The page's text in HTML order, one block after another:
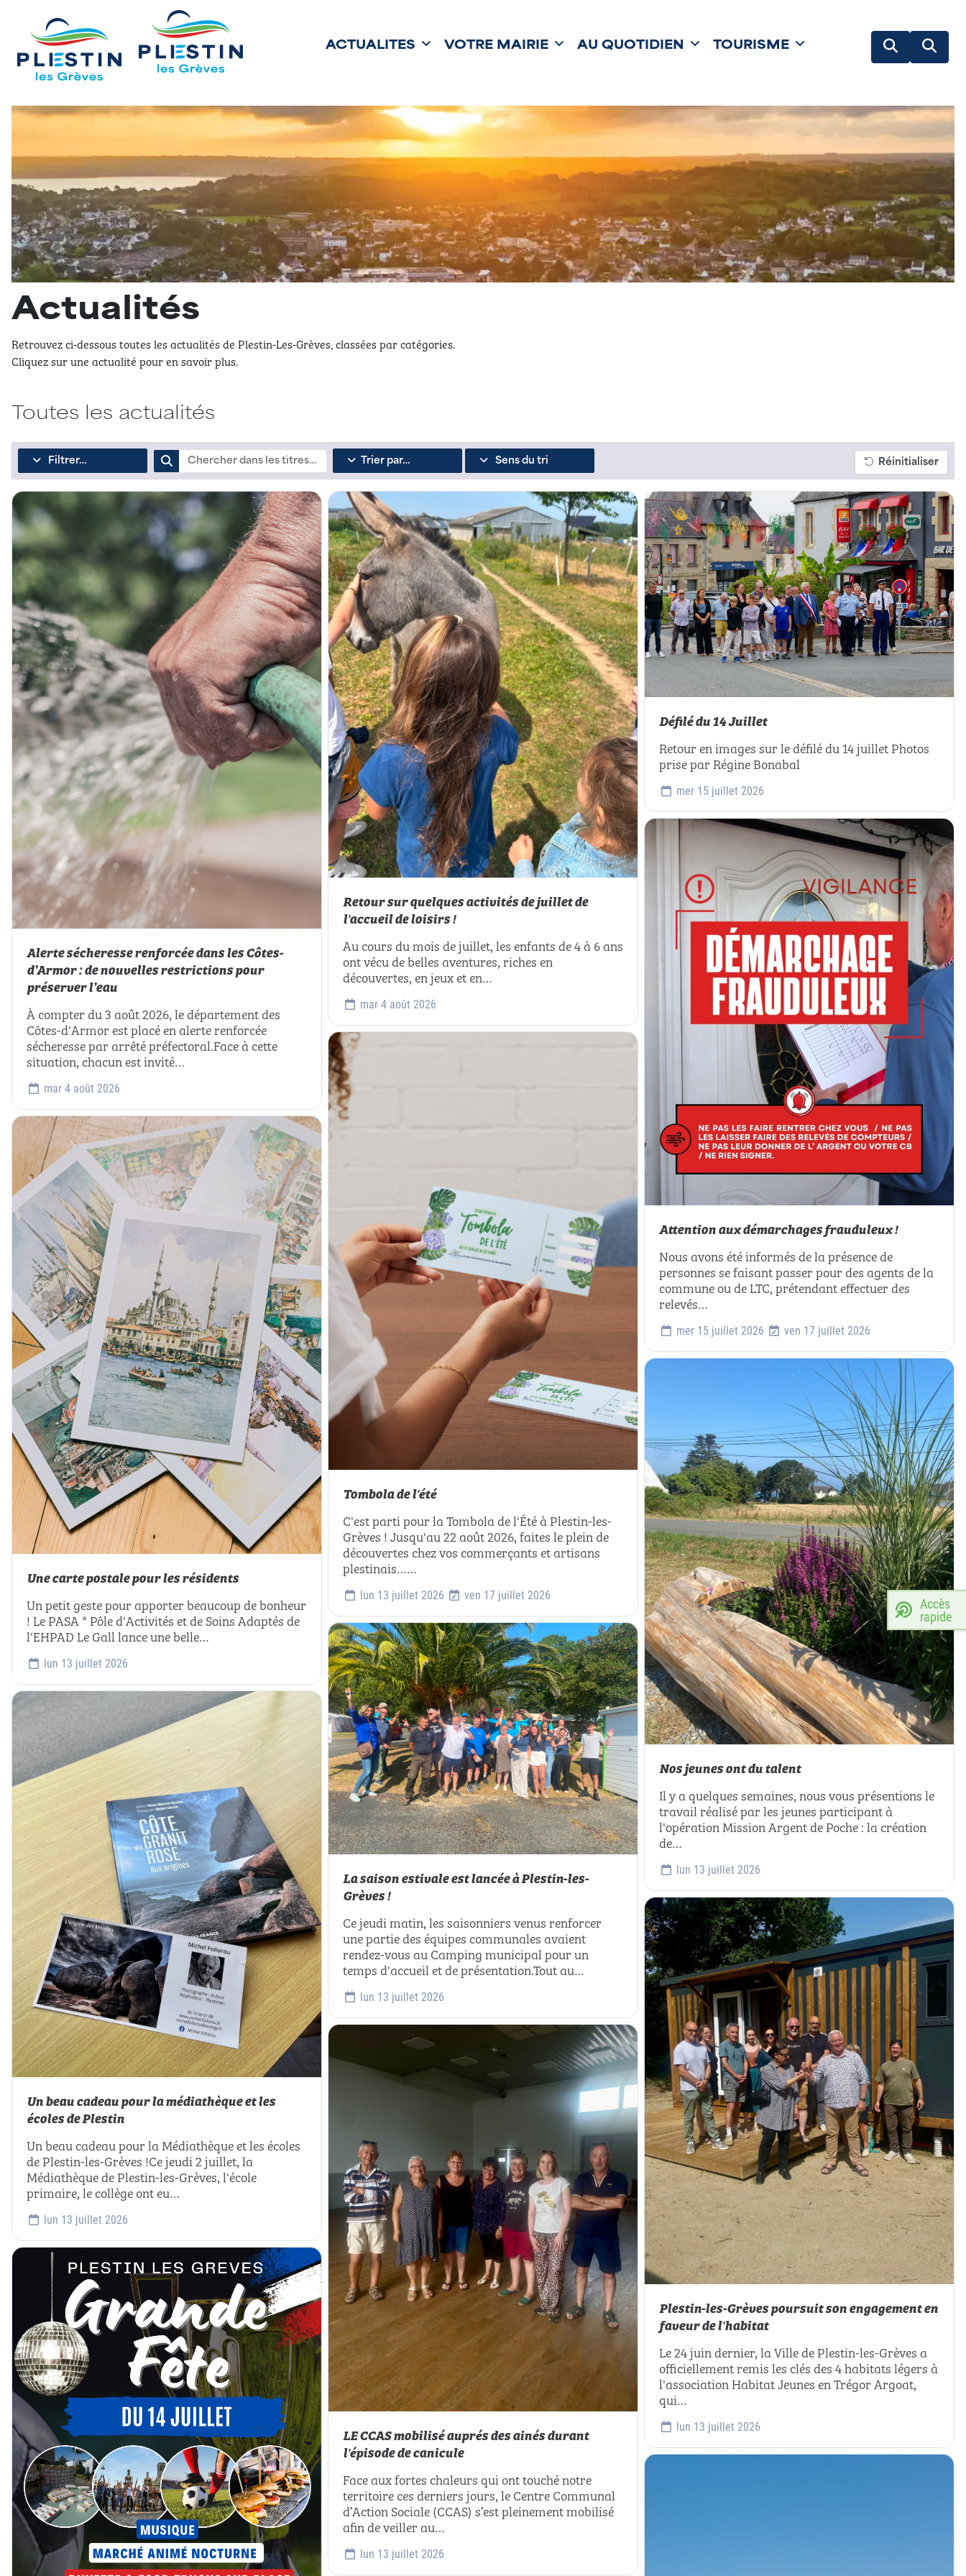
ACTUALITÉS VOTRE MAIRIE AU QUOTIDIEN TOURISME
Actualités
Retrouvez ci-dessous toutes les actualités de Plestin-Les-Grèves, classées par catégories.
Cliquez sur une actualité pour en savoir plus.
Toutes les actualités
Filtrer… Trier par… Sens du tri Réinitialiser
Alerte sécheresse renforcée dans les Côtes-
d’Armor : de nouvelles restrictions pour
préserver l’eau
À compter du 3 août 2026, le département des
Côtes-d'Armor est placé en alerte renforcée
sécheresse par arrêté préfectoral.Face à cette
situation, chacun est invité…
mar 4 août 2026
Retour sur quelques activités de juillet de
l'accueil de loisirs !
Au cours du mois de juillet, les enfants de 4 à 6 ans
ont vécu de belles aventures, riches en
découvertes, en jeux et en…
mar 4 août 2026
Défilé du 14 Juillet
Retour en images sur le défilé du 14 juillet Photos
prise par Régine Bonabal
mer 15 juillet 2026
Attention aux démarchages frauduleux !
Nous avons été informés de la présence de
personnes se faisant passer pour des agents de la
commune ou de LTC, prétendant effectuer des
relevés…
mer 15 juillet 2026 ven 17 juillet 2026
Tombola de l'été
C'est parti pour la Tombola de l'Été à Plestin-les-
Grèves ! Jusqu'au 22 août 2026, faites le plein de
découvertes chez vos commerçants et artisans
plestinais……
lun 13 juillet 2026 ven 17 juillet 2026
Une carte postale pour les résidents
Un petit geste pour apporter beaucoup de bonheur
! Le PASA * Pôle d'Activités et de Soins Adaptés de
l'EHPAD Le Gall lance une belle…
lun 13 juillet 2026
Nos jeunes ont du talent
Il y a quelques semaines, nous vous présentions le
travail réalisé par les jeunes participant à
l'opération Mission Argent de Poche : la création
de…
lun 13 juillet 2026
La saison estivale est lancée à Plestin-les-
Grèves !
Ce jeudi matin, les saisonniers venus renforcer
une partie des équipes communales avaient
rendez-vous au Camping municipal pour un
temps d'accueil et de présentation.Tout au…
lun 13 juillet 2026
Un beau cadeau pour la médiathèque et les
écoles de Plestin
Un beau cadeau pour la Médiathèque et les écoles
de Plestin-les-Grèves !Ce jeudi 2 juillet, la
Médiathèque de Plestin-les-Grèves, l'école
primaire, le collège ont eu…
lun 13 juillet 2026
Plestin-les-Grèves poursuit son engagement en
faveur de l'habitat
Le 24 juin dernier, la Ville de Plestin-les-Grèves a
officiellement remis les clés des 4 habitats légers à
l'association Habitat Jeunes en Trégor Argoat,
qui…
lun 13 juillet 2026
LE CCAS mobilisé auprés des ainés durant
l'épisode de canicule
Face aux fortes chaleurs qui ont touché notre
territoire ces derniers jours, le Centre Communal
d’Action Sociale (CCAS) s’est pleinement mobilisé
afin de veiller au…
lun 13 juillet 2026
Accès
rapide